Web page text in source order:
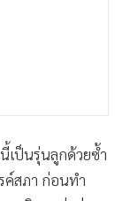
เป็นรุ่นลูกด้วยซ้ำ
ค์สภา ก่อนทำ